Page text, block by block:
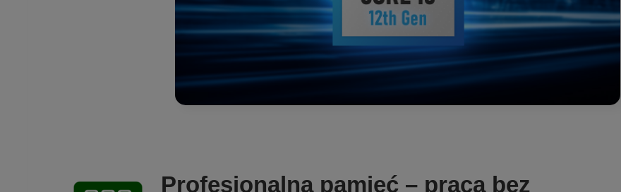
Profesjonalna pamięć – praca bez